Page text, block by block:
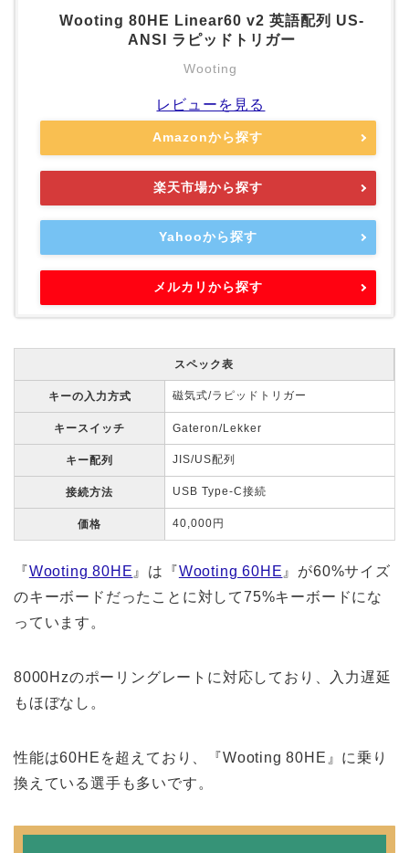
Wooting 80HE Linear60 v2 英語配列 US-
ANSI ラピッドトリガー
Wooting
レビューを見る
Amazonから探す
楽天市場から探す
Yahooから探す
メルカリから探す
スペック表
キーの入力方式 磁気式/ラピッドトリガー
キースイッチ Gateron/Lekker
キー配列 JIS/US配列
接続方法 USB Type-C接続
価格 40,000円
『Wooting 80HE 』は『Wooting 60HE 』が60%サイズ
のキーボードだったことに対して75%キーボードにな
っています。
8000Hzのポーリングレートに対応しており、入力遅延
もほぼなし。
性能は60HEを超えており、『Wooting 80HE』に乗り
換えている選手も多いです。